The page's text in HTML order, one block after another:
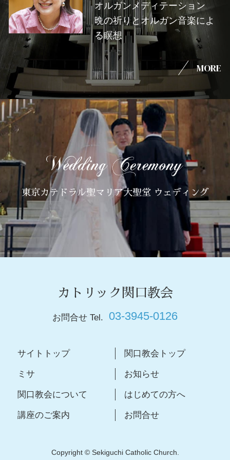
オルガンメディテーション
晩の祈りとオルガン音楽によ
る瞑想
MORE
東京カテドラル聖マリア大聖堂 ウェディング
カトリック関口教会
お問合せ Tel. 03-3945-0126
サイトトップ 関口教会トップ
ミサ お知らせ
関口教会について はじめての方へ
講座のご案内 お問合せ
Copyright © Sekiguchi Catholic Church.